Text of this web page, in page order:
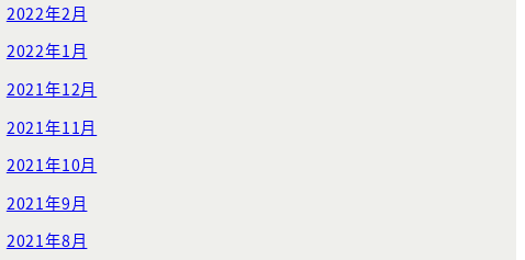
2022年2月
2022年1月
2021年12月
2021年11月
2021年10月
2021年9月
2021年8月